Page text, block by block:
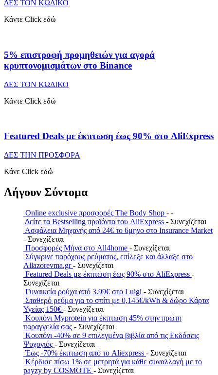
ΔΕΣ ΤΟΝ ΚΩΔΙΚΟ
Κάντε Click εδώ
5% επιστροφή προμηθειών για αγορά
κρυπτονομισμάτων στο Binance
ΔΕΣ ΤΟΝ ΚΩΔΙΚΟ
Κάντε Click εδώ
Featured Deals με έκπτωση έως 90% στο AliExpress
ΔΕΣ ΤΗΝ ΠΡΟΣΦΟΡΑ
Κάνε Click εδώ
Λήγουν Σύντομα
Online exclusive προσφορές The Body Shop - -
Δείτε τα Bestselling προϊόντα του AliExpress - Συνεχίζεται
Ασφάλεια Μηχανής από 24€ το 6μηνο στο Insurance Market
- Συνεχίζεται
Προσφορές Μήνα στο All4home - Συνεχίζεται
Σύγκρινε παρόχους ρεύματος, επίλεξε και άλλαξε στο
Allazorevma.gr- Συνεχίζεται
Featured Deals με έκπτωση έως 90% στο AliExpress -
Συνεχίζεται
Γυναικεία ρούχα από 3.99€ στο Luigi - Συνεχίζεται
Σταθερό ρεύμα για το σπίτι με 0,145€/kWh & δώρο Κάρτα
Υγείας 150€ - Συνεχίζεται
Κουπόνι Myprotein για έκπτωση 45% στην πρώτη
παραγγελία σας - Συνεχίζεται
Κουπόνι -40% σε 9 επιλεγμένα βιβλία από τις Εκδόσεις
Ψυχογιός - Συνεχίζεται
Έως -70% έκπτωση από το Aliexpress - Συνεχίζεται
Κέρδισε πίσω 1% σε μετρητά για κάθε συναλλαγή με το
payzy by COSMOTE - Συνεχίζεται